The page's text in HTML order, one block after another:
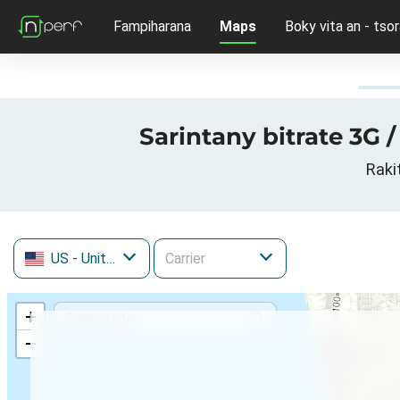
Fampiharana Maps Boky vita an -
Sarintany bitrate 3G
US - United States
+
−